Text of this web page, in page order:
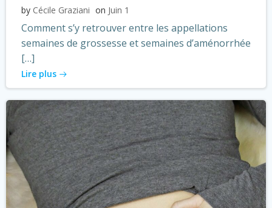
by Cécile Graziani on Juin 1
Comment s’y retrouver entre les appellations
semaines de grossesse et semaines d’aménorrhée
[…]
Lire plus